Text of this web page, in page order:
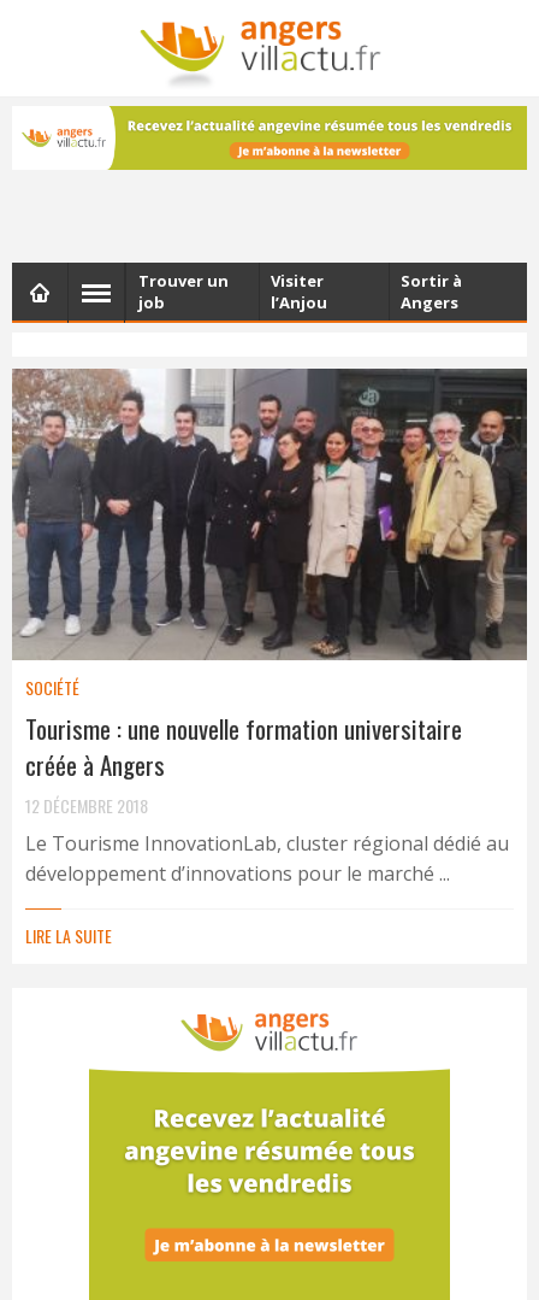
NEWSLETTER
Les dernières actualités d'Angers, chaque vendredi dans
votre boîte e-mail
Trouver un
job
Visiter
l’Anjou
Sortir à
Angers
SOCIÉTÉ
Tourisme : une nouvelle formation universitaire
créée à Angers
12 DÉCEMBRE 2018
Le Tourisme InnovationLab, cluster régional dédié au
développement d’innovations pour le marché ...
LIRE LA SUITE